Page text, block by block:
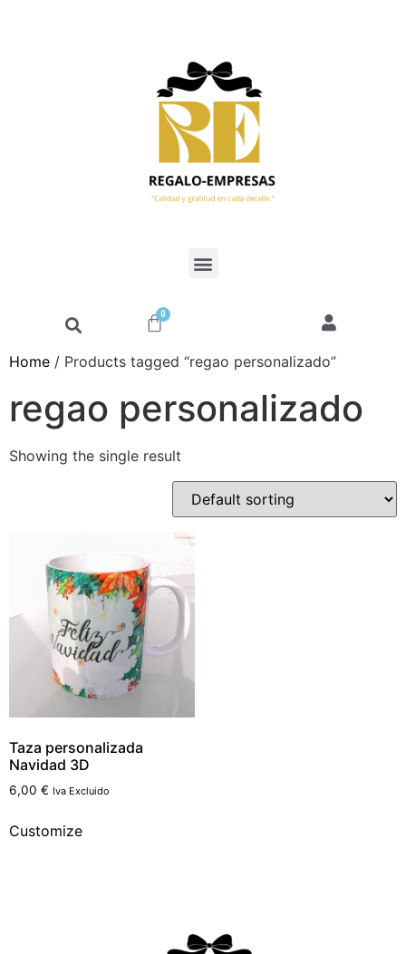
0
Home / Products tagged “regao personalizado”
regao personalizado
Showing the single result
Taza personalizada
Navidad 3D
6,00 € Iva Excluido
Customize